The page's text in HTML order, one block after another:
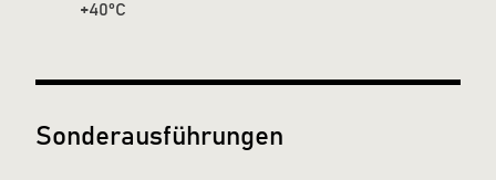
+40°C
Sonderausführungen